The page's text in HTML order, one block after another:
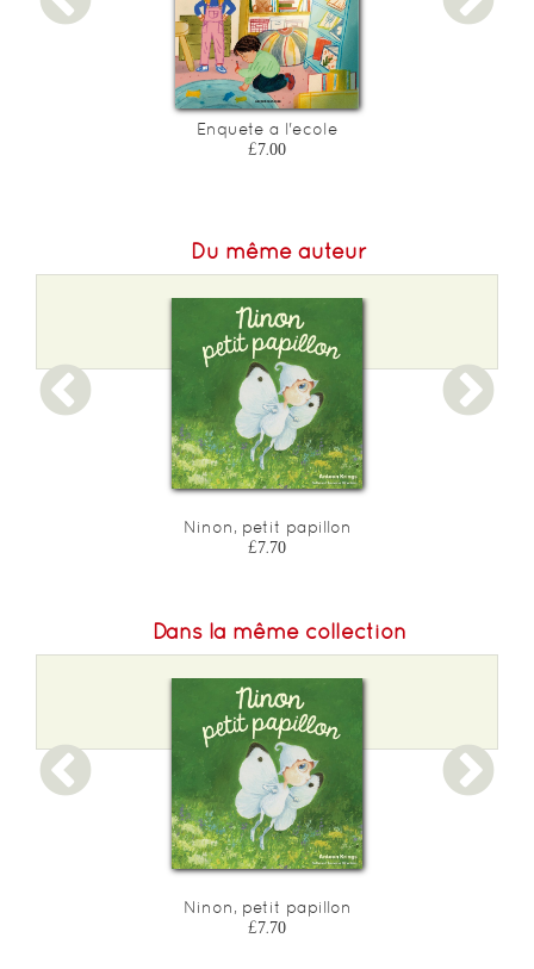
Enquete a l'ecole
£7.00
Du même auteur
Ninon, petit papillon
£7.70
Dans la même collection
Ninon, petit papillon
£7.70